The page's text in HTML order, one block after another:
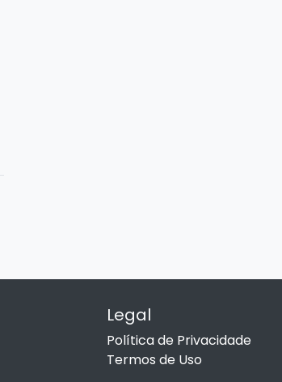
Legal
Política de Privacidade
Termos de Uso